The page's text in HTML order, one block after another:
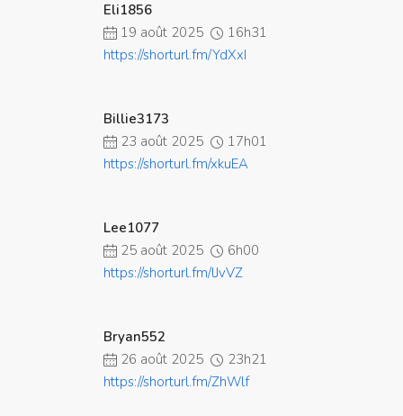
Eli1856
19 août 2025
16h31
https://shorturl.fm/YdXxI
Billie3173
23 août 2025
17h01
https://shorturl.fm/xkuEA
Lee1077
25 août 2025
6h00
https://shorturl.fm/lJvVZ
Bryan552
26 août 2025
23h21
https://shorturl.fm/ZhWlf